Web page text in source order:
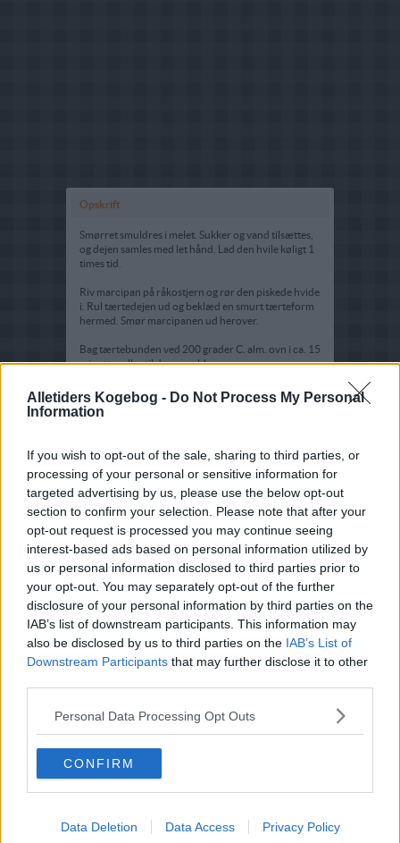
Alletiders Kogebog - Do Not Process My Personal
Information
If you wish to opt-out of the sale, sharing to third parties, or
processing of your personal or sensitive information for
targeted advertising by us, please use the below opt-out
section to confirm your selection. Please note that after your
opt-out request is processed you may continue seeing
interest-based ads based on personal information utilized by
us or personal information disclosed to third parties prior to
your opt-out. You may separately opt-out of the further
disclosure of your personal information by third parties on the
IAB’s list of downstream participants. This information may
also be disclosed by us to third parties on the IAB’s List of
Downstream Participants that may further disclose it to other
Personal Data Processing Opt Outs
CONFIRM
Data Deletion Data Access Privacy Policy
Opskrift
Smørret smuldres i melet. Sukker og vand tilsættes,
og dejen samles med let hånd. Lad den hvile køligt 1
times tid.
Riv marcipan på råkostjern og rør den piskede hvide
i. Rul tærtedejen ud og beklæd en smurt tærteform
hermed. Smør marcipanen ud herover.
Bag tærtebunden ved 200 grader C. alm. ovn i ca. 15
minutter eller til den er gylden.
Læg frugterne sirligt ovenpå og dryp lidt frugtgelé
over, når den er ved at stivne.
Ret :Kager i form Tærte